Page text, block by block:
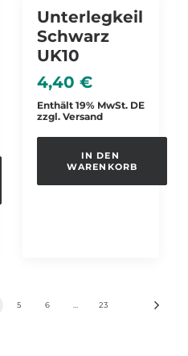
Unterlegkeil
Schwarz
UK10
4,40 €
Enthält 19% MwSt. DE
zzgl. Versand
IN DEN
WARENKORB
5 6 23